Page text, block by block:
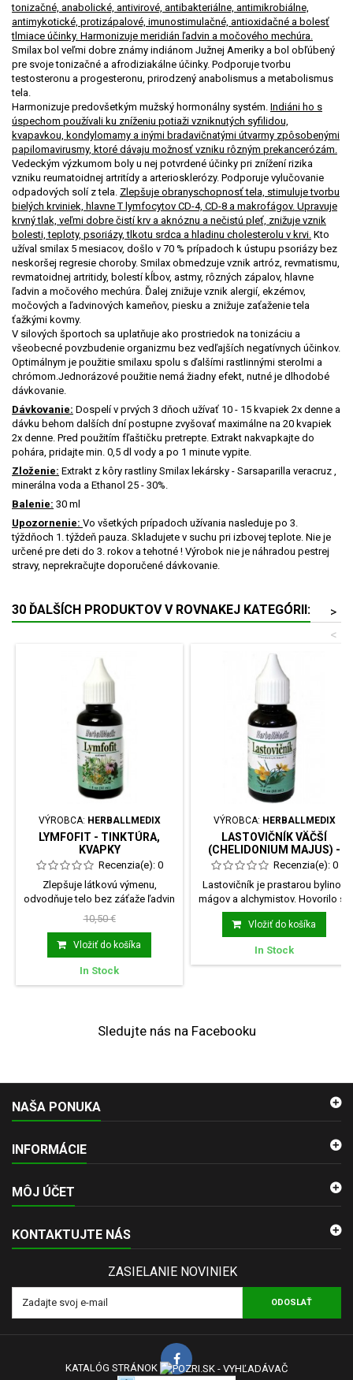
tonizačné, anabolické, antivirové, antibakteriálne, antimikrobiálne,
antimykotické, protizápalové, imunostimulačné, antioxidačné a bolesť
tlmiace účinky. Harmonizuje meridián ľadvin a močového mechúra.
Smilax bol veľmi dobre známy indiánom Južnej Ameriky a bol obľúbený
pre svoje tonizačné a afrodiziakálne účinky. Podporuje tvorbu
testosteronu a progesteronu, prirodzený anabolismus a metabolismus
tela.
Harmonizuje predovšetkým mužský hormonálny systém. Indiáni ho s
úspechom používali ku zníženiu potiaži vzniknutých syfilidou,
kvapavkou, kondylomamy a inými bradavičnatými útvarmy zpôsobenými
papilomavirusmy, ktoré dávaju možnosť vzniku rôzným prekancerózám.
Vedeckým výzkumom boly u nej potvrdené účinky pri znížení rizika
vzniku reumatoidnej artritídy a arteriosklerózy. Podporuje vylučovanie
odpadových solí z tela. Zlepšuje obranyschopnosť tela, stimuluje tvorbu
bielých krviniek, hlavne T lymfocytov CD-4, CD-8 a makrofágov. Upravuje
krvný tlak, veľmi dobre čistí krv a aknóznu a nečistú pleť, znižuje vznik
bolesti, teploty, psoriázy, tlkotu srdca a hladinu cholesterolu v krvi. Kto
užíval smilax 5 mesiacov, došlo v 70 % prípadoch k ústupu psoriázy bez
neskoršej regresie choroby. Smilax obmedzuje vznik artróz, revmatismu,
revmatoidnej artritidy, bolestí kĺbov, astmy, rôzných zápalov, hlavne
ľadvin a močového mechúra. Ďalej znižuje vznik alergií, ekzémov,
močových a ľadvinových kameňov, piesku a znižuje zaťaženie tela
ťažkými kovmy.
V silových športoch sa uplatňuje ako prostriedok na tonizáciu a
všeobecné povzbudenie organizmu bez vedľajších negatívnych účinkov.
Optimálnym je použitie smilaxu spolu s ďalšími rastlinnými sterolmi a
chrómom.Jednorázové použitie nemá žiadny efekt, nutné je dlhodobé
dávkovanie.
Dávkovanie: Dospelí v prvých 3 dňoch užívať 10 - 15 kvapiek 2x denne a
dávku behom dalších dní postupne zvyšovať maximálne na 20 kvapiek
2x denne. Pred použitím fľaštičku pretrepte. Extrakt nakvapkajte do
pohára, pridajte min. 0,5 dl vody a po 1 minute vypite.
Zloženie: Extrakt z kôry rastliny Smilax lekársky - Sarsaparilla veracruz ,
minerálna voda a Ethanol 25 - 30%.
Balenie: 30 ml
Upozornenie: Vo všetkých prípadoch užívania nasleduje po 3.
týždňoch 1. týždeň pauza. Skladujete v suchu pri izbovej teplote. Nie je
určené pre deti do 3. rokov a tehotné ! Výrobok nie je náhradou pestrej
stravy, neprekračujte doporučené dávkovanie.
30 ĎALŠÍCH PRODUKTOV V ROVNAKEJ KATEGÓRII:
>
<
VÝROBCA: HERBALLMEDIX
LYMFOFIT - TINKTÚRA,
KVAPKY
Recenzia(e): 0
Zlepšuje látkovú výmenu,
odvodňuje telo bez záťaže ľadvin
podporuje odvod...
10,50 €
Vložiť do košíka
In Stock
VÝROBCA: HERBALLMEDIX
LASTOVIČNÍK VÄČŠÍ
(CHELIDONIUM MAJUS) -
TINKTÚRARecenzia(e): 0
Lastovičník je prastarou bylinou
mágov a alchymistov. Hovorilo sa
mu Bylina...
Vložiť do košíka
In Stock
Sledujte nás na Facebooku
NAŠA PONUKA
INFORMÁCIE
MÔJ ÚČET
KONTAKTUJTE NÁS
ZASIELANIE NOVINIEK
ODOSLAŤ
KATALÓG STRÁNOK